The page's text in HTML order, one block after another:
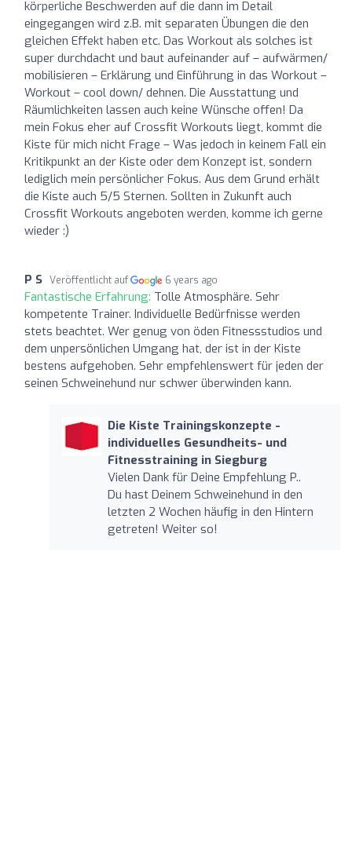
körperliche Beschwerden auf die dann im Detail
eingegangen wird z.B. mit separaten Übungen die den
gleichen Effekt haben etc. Das Workout als solches ist
super durchdacht und baut aufeinander auf – aufwärmen/
mobilisieren – Erklärung und Einführung in das Workout –
Workout – cool down/ dehnen. Die Ausstattung und
Räumlichkeiten lassen auch keine Wünsche offen! Da
mein Fokus eher auf Crossfit Workouts liegt, kommt die
Kiste für mich nicht Frage – Was jedoch in keinem Fall ein
Kritikpunkt an der Kiste oder dem Konzept ist, sondern
lediglich mein persönlicher Fokus. Aus dem Grund erhält
die Kiste auch 5/5 Sternen. Sollten in Zukunft auch
Crossfit Workouts angeboten werden, komme ich gerne
wieder :)
P S Veröffentlicht auf 6 years ago
Fantastische Erfahrung: Tolle Atmosphäre. Sehr
kompetente Trainer. Individuelle Bedürfnisse werden
stets beachtet. Wer genug von öden Fitnessstudios und
dem unpersönlichen Umgang hat, der ist in der Kiste
bestens aufgehoben. Sehr empfehlenswert für jeden der
seinen Schweinehund nur schwer überwinden kann.
Die Kiste Trainingskonzepte -
individuelles Gesundheits- und
Fitnesstraining in Siegburg
Vielen Dank für Deine Empfehlung P..
Du hast Deinem Schweinehund in den
letzten 2 Wochen häufig in den Hintern
getreten! Weiter so!